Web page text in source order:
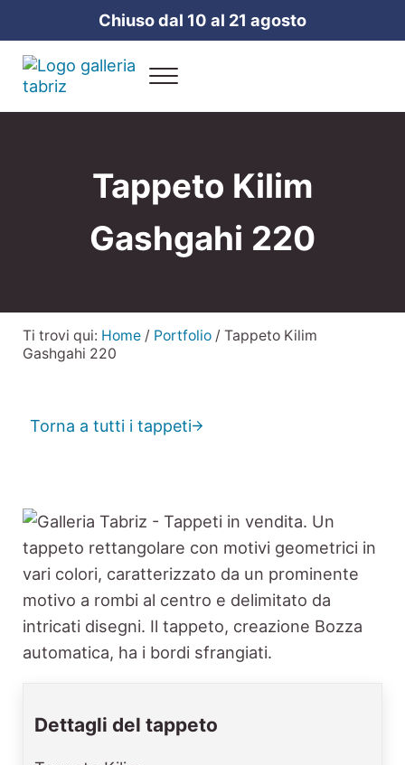
Passa al contenuto principale
Skip to header right navigation
Skip to site footerChiuso dal 10 al 21 agosto
Galleria Tabriz
Menu
Tappeto Kilim
Gashgahi 220
Ti trovi qui: Home / Portfolio /Tappeto Kilim
Gashgahi 220
Torna a tutti i tappeti
Dettagli del tappeto